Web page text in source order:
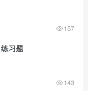
157
习题
143